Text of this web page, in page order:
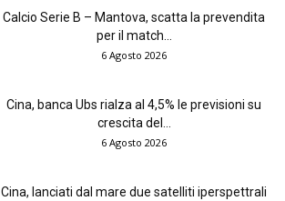
Calcio Serie B – Mantova, scatta la prevendita
per il match...
6 Agosto 2026
Cina, banca Ubs rialza al 4,5% le previsioni su
crescita del...
6 Agosto 2026
Cina, lanciati dal mare due satelliti iperspettrali